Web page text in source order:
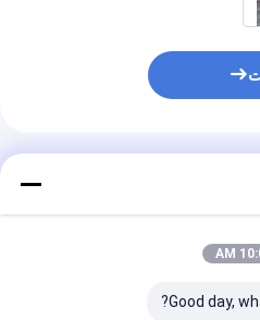
10:01
Good day,